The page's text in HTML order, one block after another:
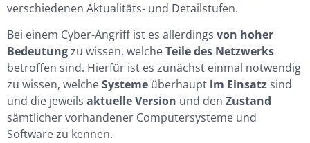
verschiedenen Aktualitäts- und Detailstufen.
Bei einem Cyber-Angriff ist es allerdings von hoher
Bedeutungzu wissen, welcheTeile des Netzwerks
betroffen sind. Hierfür ist es zunächst einmal notwendig
zu wissen, welcheSysteme überhaupt im Einsatzsind
und die jeweils aktuelle Version und den Zustand
sämtlicher vorhandener Computersysteme und
Software zu kennen.